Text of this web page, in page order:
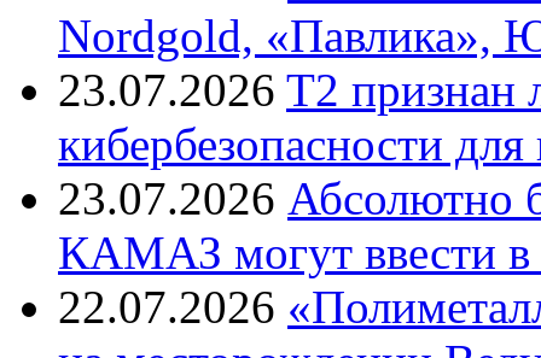
Nordgold, «Павлика»,
23.07.2026 T2 признан
кибербезопасности
23.07.2026 Абсолютно
КАМАЗ могут ввести в
22.07.2026